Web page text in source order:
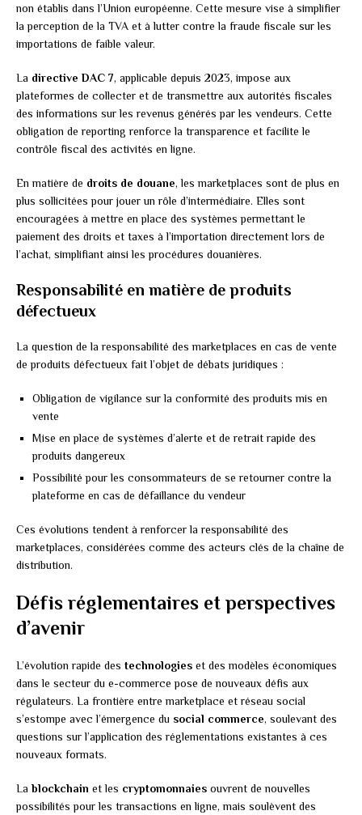
non établis dans l’Union européenne. Cette mesure vise à simplifier
la perception de la TVA et à lutter contre la fraude fiscale sur les
importations de faible valeur.
La directive DAC 7, applicable depuis 2023, impose aux
plateformes de collecter et de transmettre aux autorités fiscales
des informations sur les revenus générés par les vendeurs. Cette
obligation de reporting renforce la transparence et facilite le
contrôle fiscal des activités en ligne.
En matière de droits de douane, les marketplaces sont de plus en
plus sollicitées pour jouer un rôle d’intermédiaire. Elles sont
encouragées à mettre en place des systèmes permettant le
paiement des droits et taxes à l’importation directement lors de
l’achat, simplifiant ainsi les procédures douanières.
Responsabilité en matière de produits
défectueux
La question de la responsabilité des marketplaces en cas de vente
de produits défectueux fait l’objet de débats juridiques :
Obligation de vigilance sur la conformité des produits mis en
vente
Mise en place de systèmes d’alerte et de retrait rapide des
produits dangereux
Possibilité pour les consommateurs de se retourner contre la
plateforme en cas de défaillance du vendeur
Ces évolutions tendent à renforcer la responsabilité des
marketplaces, considérées comme des acteurs clés de la chaîne de
distribution.
Défis réglementaires et perspectives
d’avenir
L’évolution rapide des technologies et des modèles économiques
dans le secteur du e-commerce pose de nouveaux défis aux
régulateurs. La frontière entre marketplace et réseau social
s’estompe avec l’émergence du social commerce, soulevant des
questions sur l’application des réglementations existantes à ces
nouveaux formats.
Lablockchain et les cryptomonnaies ouvrent de nouvelles
possibilités pour les transactions en ligne, mais soulèvent des